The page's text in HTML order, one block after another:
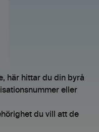
här hittar du din byrå
eller
du vill att de